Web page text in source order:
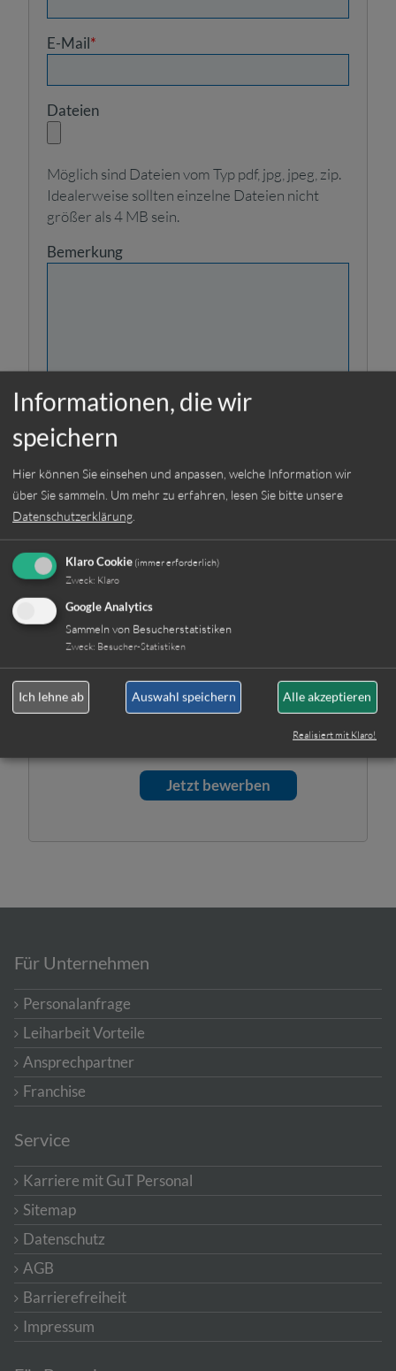
E-Mail*
Dateien
Möglich sind Dateien vom Typ pdf, jpg, jpeg, zip.
Idealerweise sollten einzelne Dateien nicht
größer als 4 MB sein.
Bemerkung
Ich habe die
Weiterverarbeitung meiner
Angaben aus dem
Beantwortung meiner
Bewerbung zu.
Ihre Daten unsererseits
streng vertraulich behandelt.
Hinweis: Sie können Ihre
Einwilligung jederzeit für die
Zukunft per E-Mail an
info@gut-personal-
widerrufen.
Für Unternehmen
Personalanfrage
Leiharbeit Vorteile
Ansprechpartner
Franchise
Service
Karriere mit GuT Personal
Sitemap
Datenschutz
AGB
Barrierefreiheit
Impressum
Informationen, die wir
speichern
Hier können Sie einsehen und anpassen, welche Information wir
über Sie sammeln. Um mehr zu erfahren, lesen Sie bitte unsere
Datenschutzerklärung.
Klaro Cookie (immer erforderlich)
Zweck: Klaro
Google Analytics
Sammeln von Besucherstatistiken
Zweck: Besucher-Statistiken
Ich lehne ab Auswahl speichern Alle akzeptieren
Realisiert mit Klaro!